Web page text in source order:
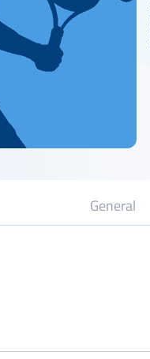
General